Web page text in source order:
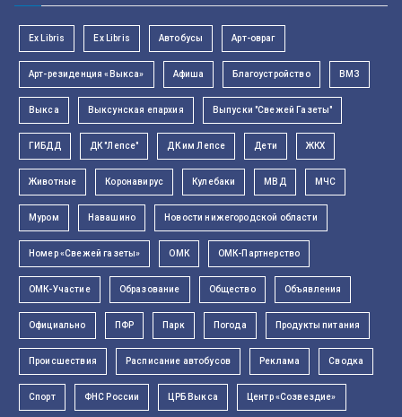
Ex Libris Ex Libris Автобусы Арт-овраг
Арт-резиденция «Выкса» Афиша Благоустройство ВМЗ
Выкса Выксунская епархия Выпуски "Свежей Газеты"
ГИБДД ДК "Лепсе" ДК им Лепсе Дети ЖКХ
Животные Коронавирус Кулебаки МВД МЧС
Муром Навашино Новости нижегородской области
Номер «Свежей газеты» ОМК ОМК-Партнерство
ОМК-Участие Образование Общество Объявления
Официально ПФР Парк Погода Продукты питания
Происшествия Расписание автобусов Реклама Сводка
Спорт ФНС России ЦРБ Выкса Центр «Созвездие»